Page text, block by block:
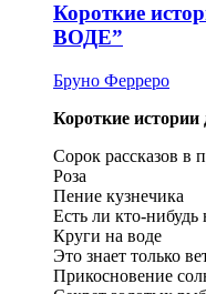
Короткие
ВОДЕ”
Бруно Ферреро
Короткие
Сорок рассказов в
Роза
Пение кузнечика
Есть ли кто-нибудь
Круги на воде
Это знает только
Прикосновение